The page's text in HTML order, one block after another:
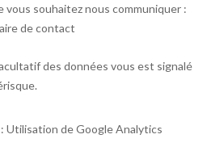
vous souhaitez nous communiquer :
de contact
des données vous est signalé
Utilisation de Google Analytics